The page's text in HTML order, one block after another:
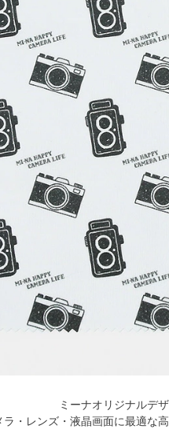
ミーナオリジナルデ
ラ・レンズ・液晶画面に最適な